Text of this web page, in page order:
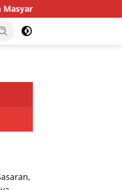
Kantor Desa Konarom